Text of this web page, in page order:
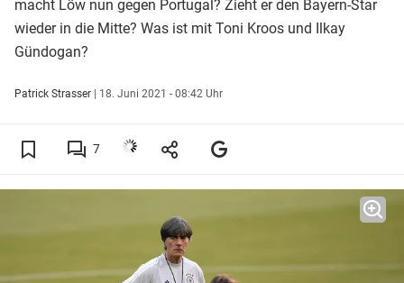
macht Löw nun gegen Portugal? Zieht er den Bayern-Star
wieder in die Mitte? Was ist mit Toni Kroos und Ilkay
Gündogan?
Patrick Strasser | 18. Juni 2021 - 08:42 Uhr
7